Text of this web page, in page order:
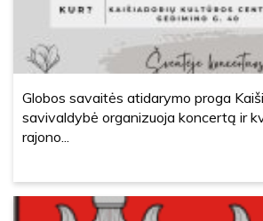
Globos savaitės atidarymo proga
savivaldybė organizuoja koncertą ir
rajono...